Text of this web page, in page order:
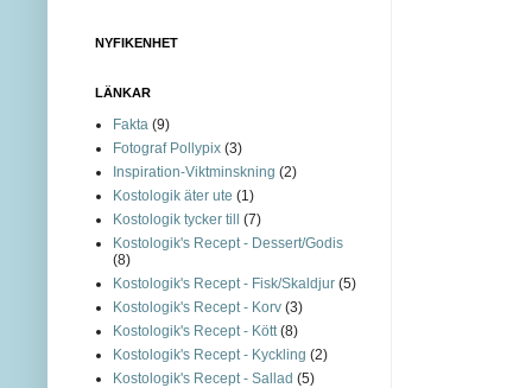
NYFIKENHET
LÄNKAR
Fakta (9)
Fotograf Pollypix (3)
Inspiration-Viktminskning (2)
Kostologik äter ute (1)
Kostologik tycker till (7)
Kostologik's Recept - Dessert/Godis
(8)
Kostologik's Recept - Fisk/Skaldjur (5)
Kostologik's Recept - Korv (3)
Kostologik's Recept - Kött (8)
Kostologik's Recept - Kyckling (2)
Kostologik's Recept - Sallad (5)